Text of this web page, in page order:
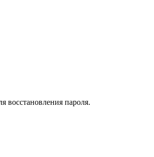
восстановления пароля.